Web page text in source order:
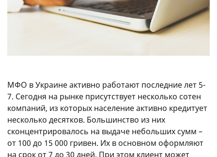
МФО в Украине активно работают последние лет 5-
7. Сегодня на рынке присутствует несколько сотен
компаний, из которых население активно кредитует
несколько десятков. Большинство из них
сконцентрировалось на выдаче небольших сумм –
от 100 до 15 000 гривен. Их в основном оформляют
на срок от 7 до 30 дней. При этом клиент может